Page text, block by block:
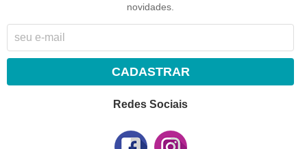
novidades.
CADASTRAR
Redes Sociais